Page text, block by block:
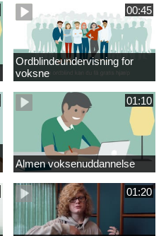
00:45
Ordblindeundervisning for
voksne
01:10
Almen voksenuddannelse
01:20